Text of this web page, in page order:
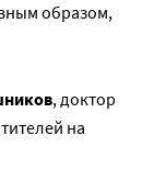
образом,
, доктор
на